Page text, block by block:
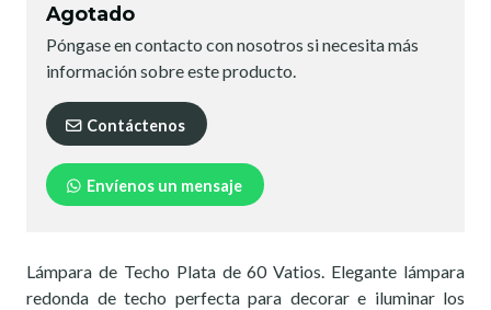
Agotado
Póngase en contacto con nosotros si necesita más
información sobre este producto.
Contáctenos
Envíenos un mensaje
Lámpara de Techo Plata de 60 Vatios. Elegante lámpara
redonda de techo perfecta para decorar e iluminar los